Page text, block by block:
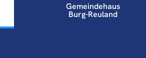
Gemeindehaus
Burg-Reuland